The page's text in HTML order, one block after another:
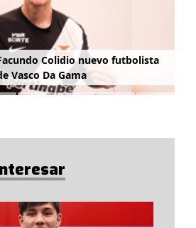
acundo Colidio nuevo futbolista
e Vasco Da Gama